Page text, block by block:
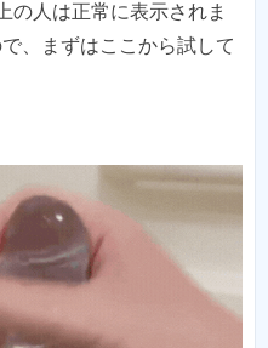
の人は正常に表示されま
、まずはここから試して